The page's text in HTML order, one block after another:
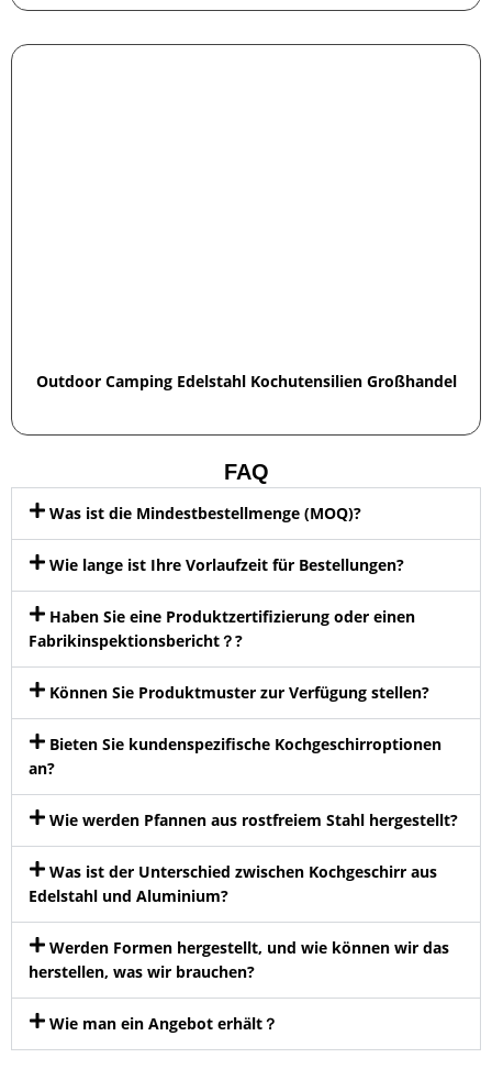
Outdoor Camping Edelstahl Kochutensilien Großhandel
FAQ
Was ist die Mindestbestellmenge (MOQ)?
Wie lange ist Ihre Vorlaufzeit für Bestellungen?
Haben Sie eine Produktzertifizierung oder einen
Fabrikinspektionsbericht？?
Können Sie Produktmuster zur Verfügung stellen?
Bieten Sie kundenspezifische Kochgeschirroptionen
an?
Wie werden Pfannen aus rostfreiem Stahl hergestellt?
Was ist der Unterschied zwischen Kochgeschirr aus
Edelstahl und Aluminium?
Werden Formen hergestellt, und wie können wir das
herstellen, was wir brauchen?
Wie man ein Angebot erhält？